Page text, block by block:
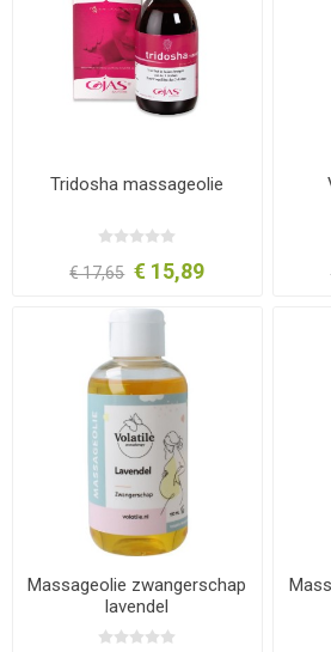
Tridosha massageolie
€ 17,65 € 15,89
Massageolie zwangerschap
lavendel